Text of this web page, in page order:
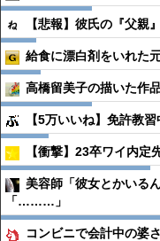
【悲報】彼氏の『父
給食に漂白剤をいれた
高橋留美子の描いた作
【5万いいね】免許教
【衝撃】23卒ワイ内定
美容師「彼女とかいる
「………」
コンビニで会計中の婆